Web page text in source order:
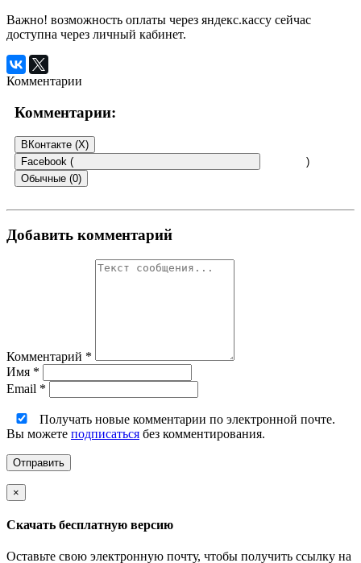
Важно! возможность оплаты через яндекс.кассу сейчас
доступна через личный кабинет.
Комментарии
Комментарии:
ВКонтакте (X)
Facebook (
)
Обычные (0)
Добавить комментарий
Комментарий *
Имя *
Email *
Получать новые комментарии по электронной почте.
Вы можете подписаться без комментирования.
×
Скачать бесплатную версию
Оставьте свою электронную почту, чтобы получить ссылку на